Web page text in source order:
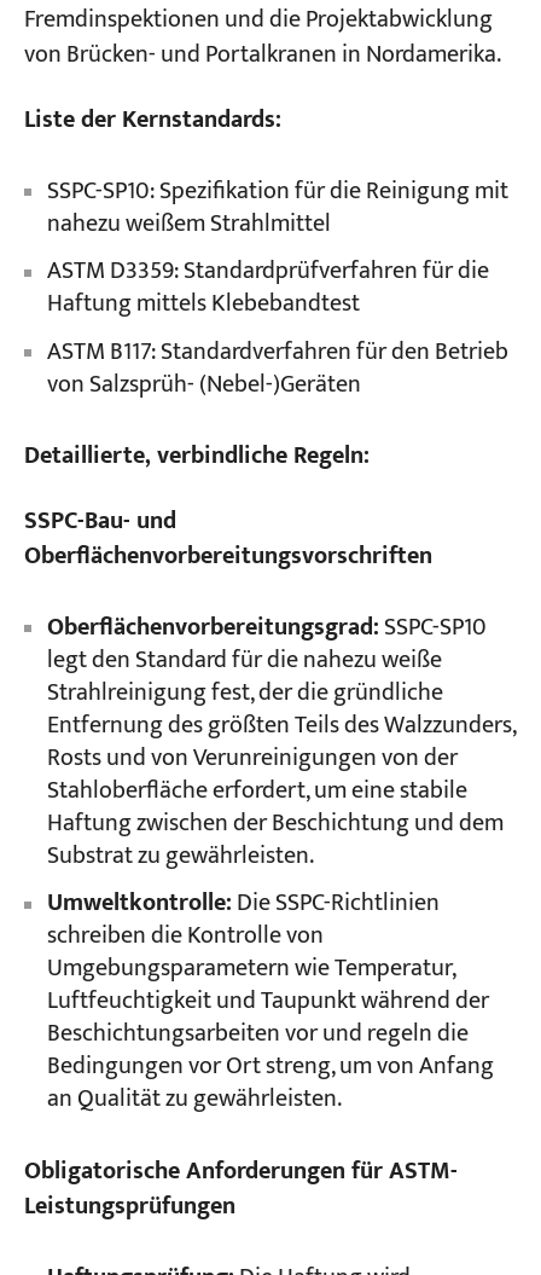
Fremdinspektionen und die Projektabwicklung
von Brücken- und Portalkranen in Nordamerika.
Liste der Kernstandards:
SSPC-SP10: Spezifikation für die Reinigung mit
nahezu weißem Strahlmittel
ASTM D3359: Standardprüfverfahren für die
Haftung mittels Klebebandtest
ASTM B117: Standardverfahren für den Betrieb
von Salzsprüh- (Nebel-)Geräten
Detaillierte, verbindliche Regeln:
SSPC-Bau- und
Oberflächenvorbereitungsvorschriften
Oberflächenvorbereitungsgrad:SSPC-SP10
legt den Standard für die nahezu weiße
Strahlreinigung fest, der die gründliche
Entfernung des größten Teils des Walzzunders,
Rosts und von Verunreinigungen von der
Stahloberfläche erfordert, um eine stabile
Haftung zwischen der Beschichtung und dem
Substrat zu gewährleisten.
Umweltkontrolle:Die SSPC-Richtlinien
schreiben die Kontrolle von
Umgebungsparametern wie Temperatur,
Luftfeuchtigkeit und Taupunkt während der
Beschichtungsarbeiten vor und regeln die
Bedingungen vor Ort streng, um von Anfang
an Qualität zu gewährleisten.
Obligatorische Anforderungen für ASTM-
Leistungsprüfungen